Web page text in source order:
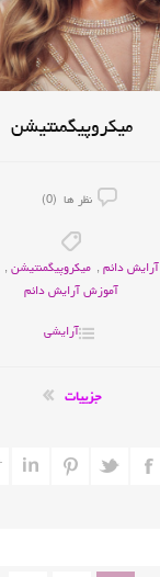
میکروپیگمنتیشن
نظر ها (0)
آرایش دائم, میکروپیگمنتیشن,
آموزش آرایش دائم
آرایشی
جزییات